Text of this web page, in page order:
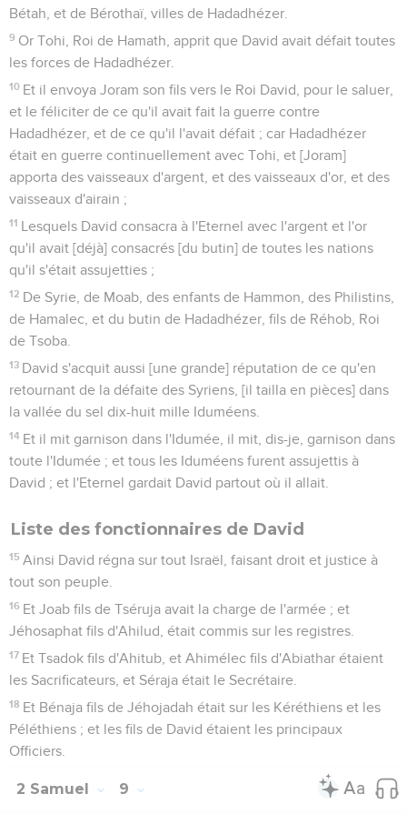
Bétah, et de Bérothaï, villes de Hadadhézer.
9 Or Tohi, Roi de Hamath, apprit que David avait défait toutes
les forces de Hadadhézer.
10 Et il envoya Joram son fils vers le Roi David, pour le saluer,
et le féliciter de ce qu'il avait fait la guerre contre
Hadadhézer, et de ce qu'il l'avait défait ; car Hadadhézer
était en guerre continuellement avec Tohi, et [Joram]
apporta des vaisseaux d'argent, et des vaisseaux d'or, et des
vaisseaux d'airain ;
11 Lesquels David consacra à l'Eternel avec l'argent et l'or
qu'il avait [déjà] consacrés [du butin] de toutes les nations
qu'il s'était assujetties ;
12 De Syrie, de Moab, des enfants de Hammon, des Philistins,
de Hamalec, et du butin de Hadadhézer, fils de Réhob, Roi
de Tsoba.
13 David s'acquit aussi [une grande] réputation de ce qu'en
retournant de la défaite des Syriens, [il tailla en pièces] dans
la vallée du sel dix-huit mille Iduméens.
14 Et il mit garnison dans l'Idumée, il mit, dis-je, garnison dans
toute l'Idumée ; et tous les Iduméens furent assujettis à
David ; et l'Eternel gardait David partout où il allait.
Liste des fonctionnaires de David
15 Ainsi David régna sur tout Israël, faisant droit et justice à
tout son peuple.
16 Et Joab fils de Tséruja avait la charge de l'armée ; et
Jéhosaphat fils d'Ahilud, était commis sur les registres.
17 Et Tsadok fils d'Ahitub, et Ahimélec fils d'Abiathar étaient
les Sacrificateurs, et Séraja était le Secrétaire.
18 Et Bénaja fils de Jéhojadah était sur les Kéréthiens et les
Péléthiens ; et les fils de David étaient les principaux
Officiers.
2 Samuel 9